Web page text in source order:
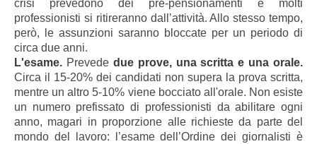
crisi prevedono dei pre-pensionamenti e molti
professionisti si ritireranno dall’attività. Allo stesso tempo,
però, le assunzioni saranno bloccate per un periodo di
circa due anni.
L'esame. Prevede due prove, una scritta e una orale.
Circa il 15-20% dei candidati non supera la prova scritta,
mentre un altro 5-10% viene bocciato all'orale. Non esiste
un numero prefissato di professionisti da abilitare ogni
anno, magari in proporzione alle richieste da parte del
mondo del lavoro: l’esame dell’Ordine dei giornalisti è